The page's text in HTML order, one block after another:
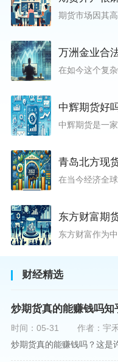
万洲金业合
中辉期货好
青岛北方现
东方财富期
财经精选
炒期货真的能赚钱吗知
时间：05-31
作者：宇